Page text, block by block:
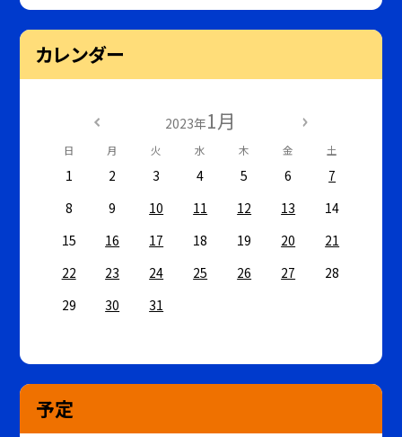
カレンダー
2023年1月
日 月 火 水 木 金 土
1 2 3 4 5 6
7
8
9 10 11 12 13
14
15
16 17 18 19 20
21
22
23 24 25 26 27
28
29
30 31
予定